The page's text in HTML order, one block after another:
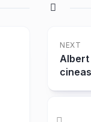
NEXT
Albert